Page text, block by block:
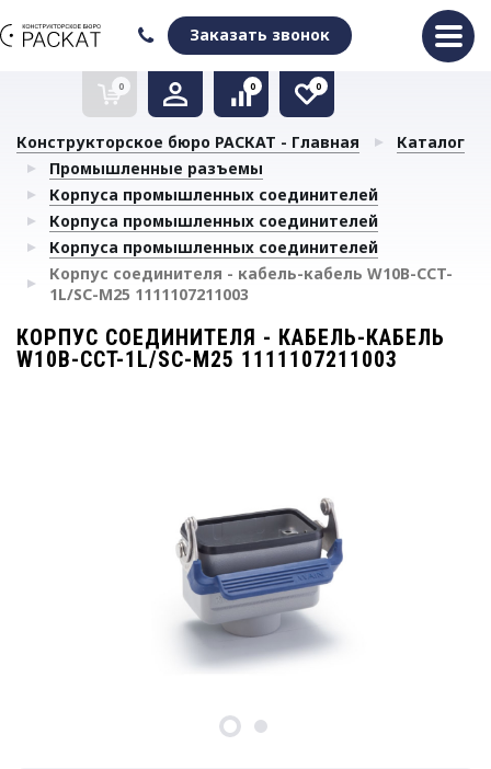
Заказать звонок
0
Очистить список сравнения
0
Очистить избранное
0
Конструкторское бюро РАСКАТ - Главная
Каталог
Промышленные разъемы
Корпуса промышленных соединителей
Корпуса промышленных соединителей
Корпуса промышленных соединителей
Корпус соединителя - кабель-кабель W10B-CCT-
1L/SC-M25 1111107211003
КОРПУС СОЕДИНИТЕЛЯ - КАБЕЛЬ-КАБЕЛЬ
W10B-CCT-1L/SC-M25 1111107211003